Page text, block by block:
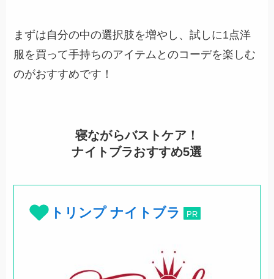
まずは自分の中の選択肢を増やし、試しに1点洋
服を買って手持ちのアイテムとのコーデを楽しむ
のがおすすめです！
寝ながらバストケア！
ナイトブラおすすめ5選
トリンプ ナイトブラ PR